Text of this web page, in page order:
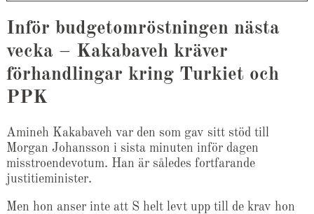
Inför budgetomröstningen nästa
vecka – Kakabaveh kräver
förhandlingar kring Turkiet och
PPK
Amineh Kakabaveh var den som gav sitt stöd till
Morgan Johansson i sista minuten inför dagen
misstroendevotum. Han är således fortfarande
justitieminister.
Men hon anser inte att S helt levt upp till de krav hon